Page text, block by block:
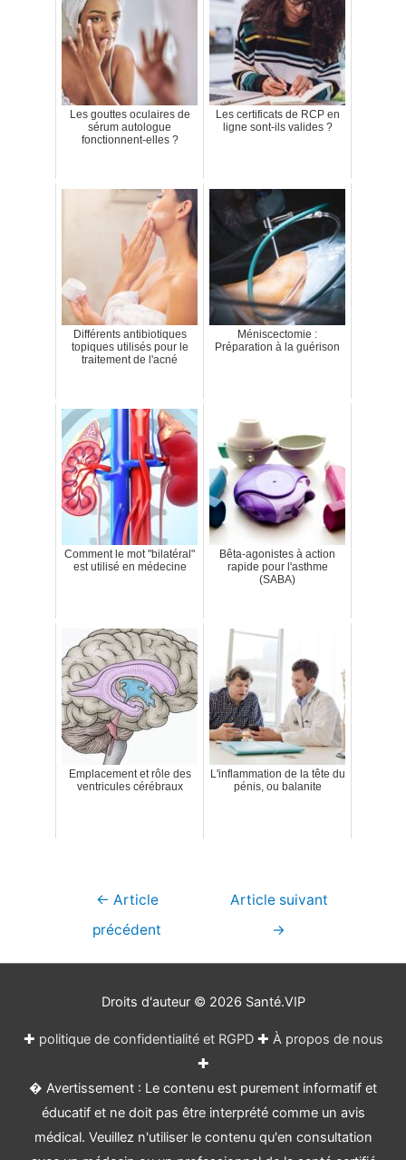
Les gouttes oculaires de
sérum autologue
fonctionnent-elles ?
Les certificats de RCP en
ligne sont-ils valides ?
Différents antibiotiques
topiques utilisés pour le
traitement de l'acné
Méniscectomie :
Préparation à la guérison
Comment le mot "bilatéral"
est utilisé en médecine
Bêta-agonistes à action
rapide pour l'asthme
(SABA)
Emplacement et rôle des
ventricules cérébraux
L'inflammation de la tête du
pénis, ou balanite
Navigation
← Article
précédent
Article suivant
→
Droits d'auteur © 2026 Santé.VIP
✚ politique de confidentialité et RGPD✚ À propos de nous
✚
� Avertissement : Le contenu est purement informatif et
éducatif et ne doit pas être interprété comme un avis
médical. Veuillez n'utiliser le contenu qu'en consultation